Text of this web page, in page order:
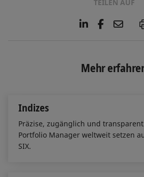
TEILEN AUF
L
e
d
F
o
E
l
Mehr
Indizes
Präzise, zugänglich und
Portfolio Manager weltweit setzen
SIX.